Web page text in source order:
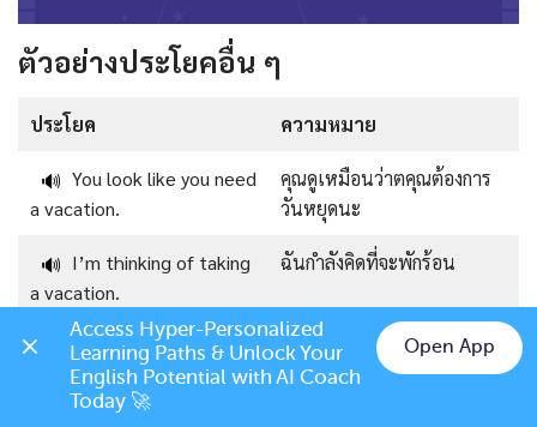
ตัวอย่างประโยคอื่น ๆ
ประโยค ความหมาย
🔊 You look like you need
a vacation.
คุณดูเหมือนว่าตคุณต้องการ
วันหยุดนะ
🔊 I’m thinking of taking
a vacation.
ฉันกำลังคิดที่จะพักร้อน
บทสนทนาภาษาอังกฤษเกี่ยวกับช่วง
ปิดเทอม
Chat on LINE
Access Hyper-Personalized
Learning Paths & Unlock Your
English Potential with AI Coach
Today 🚀
Open App